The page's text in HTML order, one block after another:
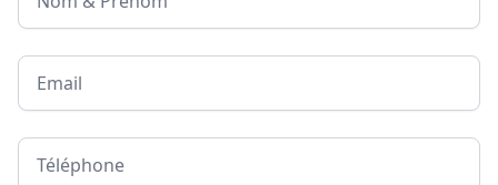
Email
Téléphone